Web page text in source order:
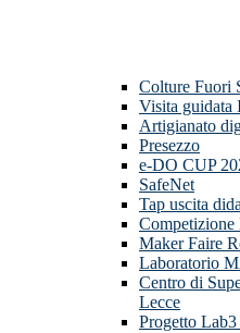
Colture Fuori
Visita
Artigianato
Presezzo
e-DO CUP
SafeNet
Tap uscita
Maker Faire
Laboratorio
Centro di
Lecce
Progetto